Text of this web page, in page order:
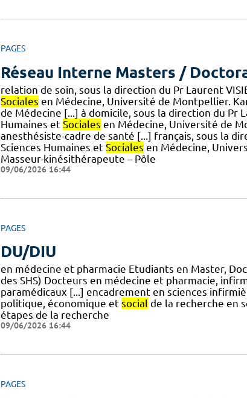
PAGES
Réseau Interne Masters /
relation de soin, sous la direction du Pr Laurent
Sociales en Médecine, Université de Montpellier.
de Médecine [...] à domicile, sous la direction du Pr
Humaines et Sociales en Médecine, Université de
anesthésiste-cadre de santé [...] français, sous la
Sciences Humaines et Sociales en Médecine,
Masseur-kinésithérapeute – Pôle
09/06/2026 16:44
PAGES
DU/DIU
en médecine et pharmacie Etudiants en Master,
des SHS) Docteurs en médecine et pharmacie,
paramédicaux [...] encadrement en sciences
politique, économique et social de la recherche en
étapes de la recherche
09/06/2026 16:44
PAGES